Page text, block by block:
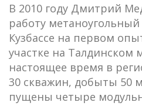
В 2010 году Дмитрий
работу
Кузбассе на первом
участке на Талдинском
настоящее время в
30 скважин, добыты 50
пущены четыре